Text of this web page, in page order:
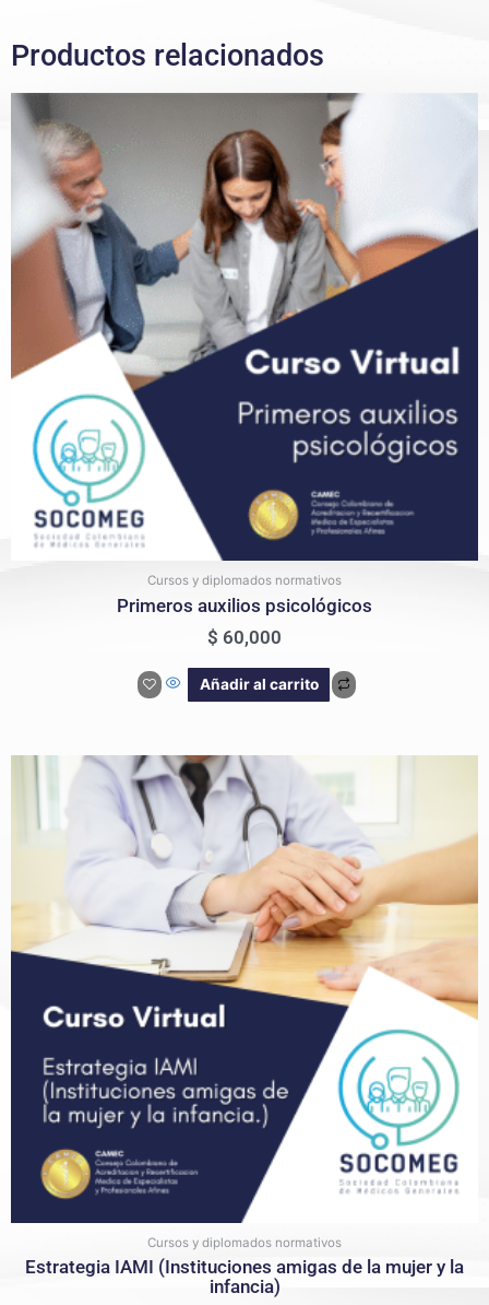
Productos relacionados
Cursos y diplomados normativos
Primeros auxilios psicológicos
$ 60,000
Añadir al carrito
Cursos y diplomados normativos
Estrategia IAMI (Instituciones amigas de la mujer y la
infancia)